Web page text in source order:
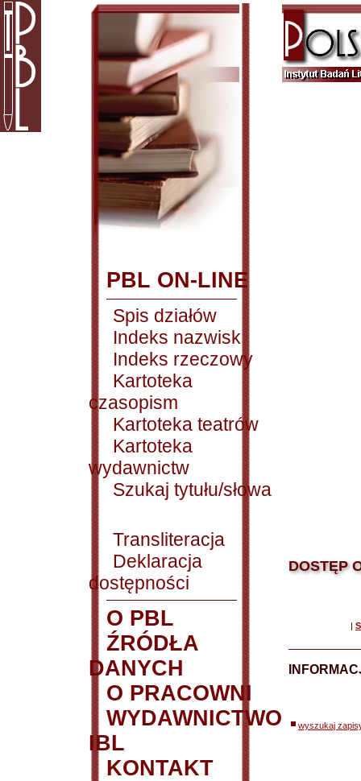
PBL ON-LINE
Spis działów
Indeks nazwisk
Indeks rzeczowy
Kartoteka
czasopism
Kartoteka teatrów
Kartoteka
wydawnictw
Szukaj tytułu/słowa
Transliteracja
Deklaracja
dostępności
O PBL
ŹRÓDŁA
DANYCH
O PRACOWNI
WYDAWNICTWO
IBL
KONTAKT
DOSTĘP
|
wyszukaj